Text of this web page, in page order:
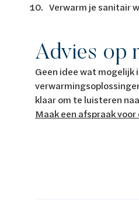
Verwarm je sanitair
Advies op
Geen idee wat mogelijk
klaar om te luisteren
Maak een afspraak